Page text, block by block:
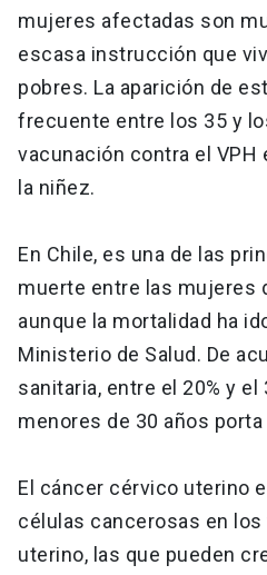
mujeres afectadas son
escasa instrucción que
pobres. La aparición de
frecuente entre los 35 y
vacunación contra el VPH
la niñez.
En Chile, es una de las
muerte entre las mujeres
aunque la mortalidad ha
Ministerio de Salud. De
sanitaria, entre el 20% y
menores de 30 años
El cáncer cérvico uterino
células cancerosas en
uterino, las que pueden